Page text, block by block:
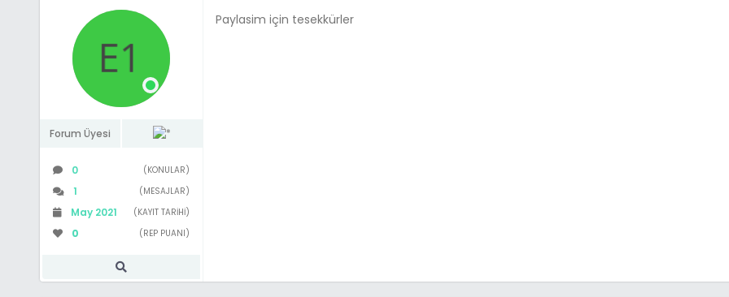
Forum Üyesi
0 (KONULAR)
1 (MESAJLAR)
May 2021 (KAYIT TARIHI)
0 (REP PUANI)
Paylasim için tesekkürler